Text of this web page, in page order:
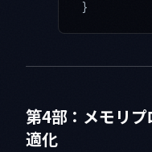
}
第4部：メモリ
適化